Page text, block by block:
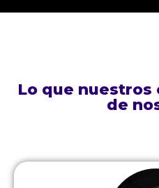
Lo que
de